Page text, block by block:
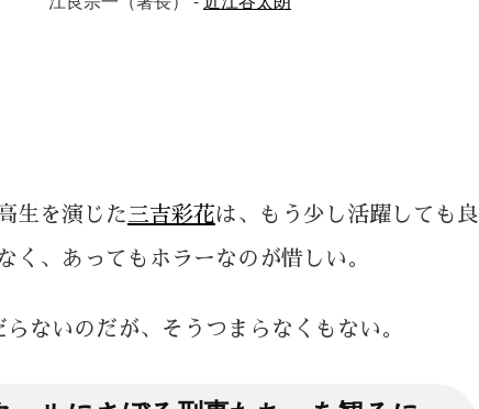
生を演じた 三吉彩花は、もう少し活躍しても良
、あってもホラーなのが惜しい。
ないのだが、そうつまらなくもない。